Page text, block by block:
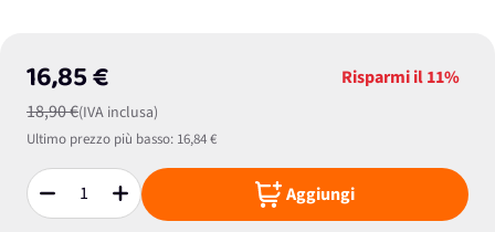
16,85 €
18,90 €(IVA inclusa)
Risparmi il11%
Ultimo prezzo più basso: 16,84 €
Quantità Aggiungi